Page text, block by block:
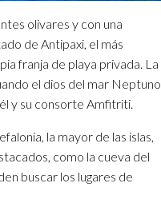
olivares y con una
de Antipaxi, el más
franja de playa privada. La
el dios del mar Neptuno
y su consorte Amfitriti.
la mayor de las islas,
como la cueva del
buscar los lugares de